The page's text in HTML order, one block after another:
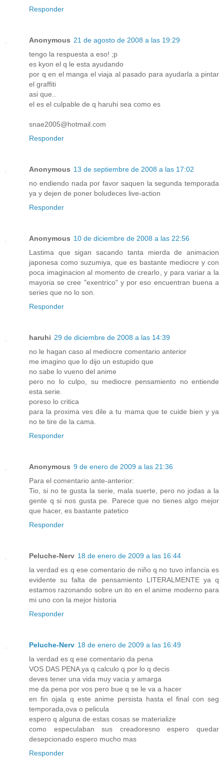
Responder
Anonymous 21 de agosto de 2008 a las 19:29
tengo la respuesta a eso! ;p
es kyon el q le esta ayudando
por q en el manga el viaja al pasado para ayudarla a pintar
el graffiti
asi que..
el es el culpable de q haruhi sea como es
snae2005@hotmail.com
Responder
Anonymous 13 de septiembre de 2008 a las 17:02
no endiendo nada por favor saquen la segunda temporada
ya y dejen de poner boludeces live-action
Responder
Anonymous 10 de diciembre de 2008 a las 22:56
Lastima que sigan sacando tanta mierda de animacion
japonesa como suzumiya, que es bastante mediocre y con
poca imaginacion al momento de crearlo, y para variar a la
mayoria se cree "exentrico" y por eso encuentran buena a
series que no lo son.
Responder
haruhi 29 de diciembre de 2008 a las 14:39
no le hagan caso al mediocre comentario anterior
me imagino que lo dijo un estupido que
no sabe lo vueno del anime
pero no lo culpo, su mediocre pensamiento no entiende
esta serie.
poreso lo critica
para la proxima ves dile a tu mama que te cuide bien y ya
no te tire de la cama.
Responder
Anonymous 9 de enero de 2009 a las 21:36
Para el comentario ante-anterior:
Tio, si no te gusta la serie, mala suerte, pero no jodas a la
gente q si nos gusta pe. Parece que no tienes algo mejor
que hacer, es bastante patetico
Responder
Peluche-Nerv 18 de enero de 2009 a las 16:44
la verdad es q ese comentario de niño q no tuvo infancia es
evidente su falta de pensamiento LITERALMENTE ya q
estamos razonando sobre un ito en el anime moderno para
mi uno con la mejor historia
Responder
Peluche-Nerv 18 de enero de 2009 a las 16:49
la verdad es q ese comentario da pena
VOS DAS PENA ya q calculo q por lo q decis
deves tener una vida muy vacia y amarga
me da pena por vos pero bue q se le va a hacer
en fin ojala q este anime persista hasta el final con seg
temporada,ova o pelicula
espero q alguna de estas cosas se materialize
como especulaban sus creadoresno espero quedar
desepcionado espero mucho mas
Responder